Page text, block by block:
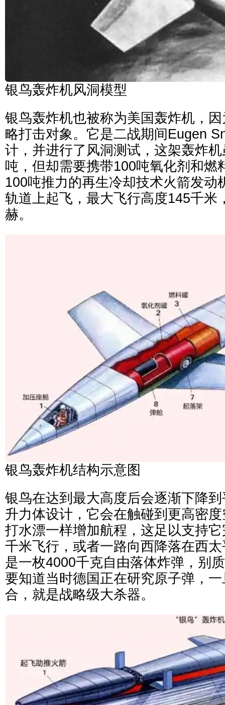
银鸟轰炸机风洞模型
银鸟轰炸机也被称为美国轰炸机，
略打击对象。它是二战期间Eugen
计，并进行了风洞测试，这架轰炸
吨，但却需要携带100吨氧化剂和燃
100吨推力的再生冷却技术火箭发动
轨道上起飞，最大飞行高度145千米
赫。
银鸟轰炸机结构示意图
银鸟在达到最大高度后会逐渐下降
升力体设计，它会在触碰到更高密度
打水漂一样增加航程，这足以支持
千米飞行，或者一路向西降落在西
是一枚4000千克自由落体炸弹，别
要知道当时德国正在研究原子弹，
合，就是战略级大杀器。